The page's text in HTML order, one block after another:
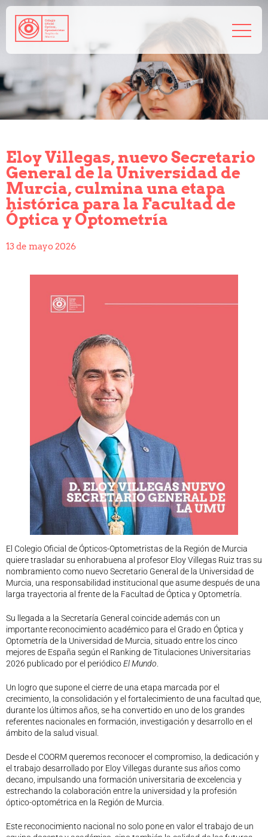
Salud visual
Preguntas frecuentes
Consejos de tu óptico-optometrista
Profesionales
Cómo colegiarse
Precolegiación
Tablón de anuncios
Archivo de formación
Vídeos de formación
Eventos COORM
MURCIA OPTOM MEETING 2025
EL COORM EN EL OPTOM 2024
V Congreso de Salud Visual y Pediatría 2022
Transparencia
Quiénes somos
Actualidad
Contacto
Eloy Villegas, nuevo Secretario
General de la Universidad de
Murcia, culmina una etapa
histórica para la Facultad de
Óptica y Optometría
13 de mayo 2026
El Colegio Oficial de Ópticos-Optometristas de la Región de Murcia
quiere trasladar su enhorabuena al profesor Eloy Villegas Ruiz tras su
nombramiento como nuevo Secretario General de la Universidad de
Murcia, una responsabilidad institucional que asume después de una
larga trayectoria al frente de la Facultad de Óptica y Optometría.
Su llegada a la Secretaría General coincide además con un
importante reconocimiento académico para el Grado en Óptica y
Optometría de la Universidad de Murcia, situado entre los cinco
mejores de España según el Ranking de Titulaciones Universitarias
2026 publicado por el periódicoEl Mundo
Un logro que supone el cierre de una etapa marcada por el
crecimiento, la consolidación y el fortalecimiento de una facultad que,
durante los últimos años, se ha convertido en uno de los grandes
referentes nacionales en formación, investigación y desarrollo en el
ámbito de la salud visual.
Desde el COORM queremos reconocer el compromiso, la dedicación y
el trabajo desarrollado por Eloy Villegas durante sus años como
decano, impulsando una formación universitaria de excelencia y
estrechando la colaboración entre la universidad y la profesión
óptico-optométrica en la Región de Murcia.
Este reconocimiento nacional no solo pone en valor el trabajo de un